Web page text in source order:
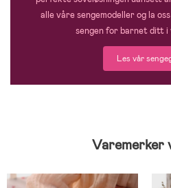
alle våre sengemodeller og la
sengen for barnet ditt i
Les vår
Varemerker